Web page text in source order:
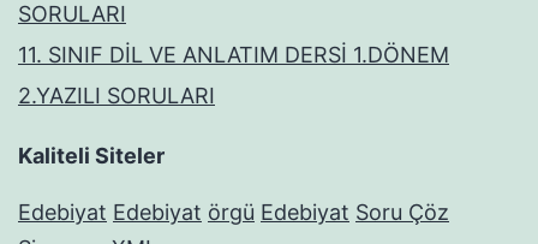
SORULARI
11. SINIF DİL VE ANLATIM DERSİ 1.DÖNEM
2.YAZILI SORULARI
Kaliteli Siteler
Edebiyat Edebiyat örgü Edebiyat Soru Çöz